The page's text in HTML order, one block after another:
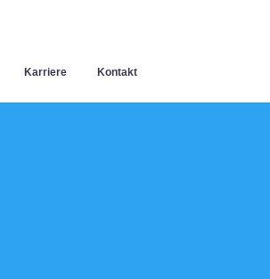
Karriere Kontakt